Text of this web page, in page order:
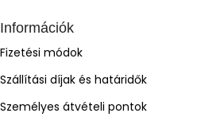
Információk
Fizetési módok
Szállítási díjak és határidők
Személyes átvételi pontok